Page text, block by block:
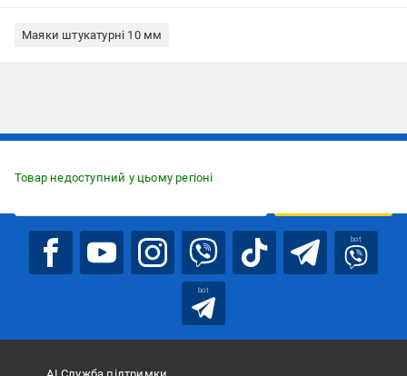
Маяки штукатурні 10 мм
Товар недоступний у цьому регіоні
bot
bot